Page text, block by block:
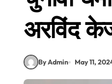
अरविंद
By Admin May 11,